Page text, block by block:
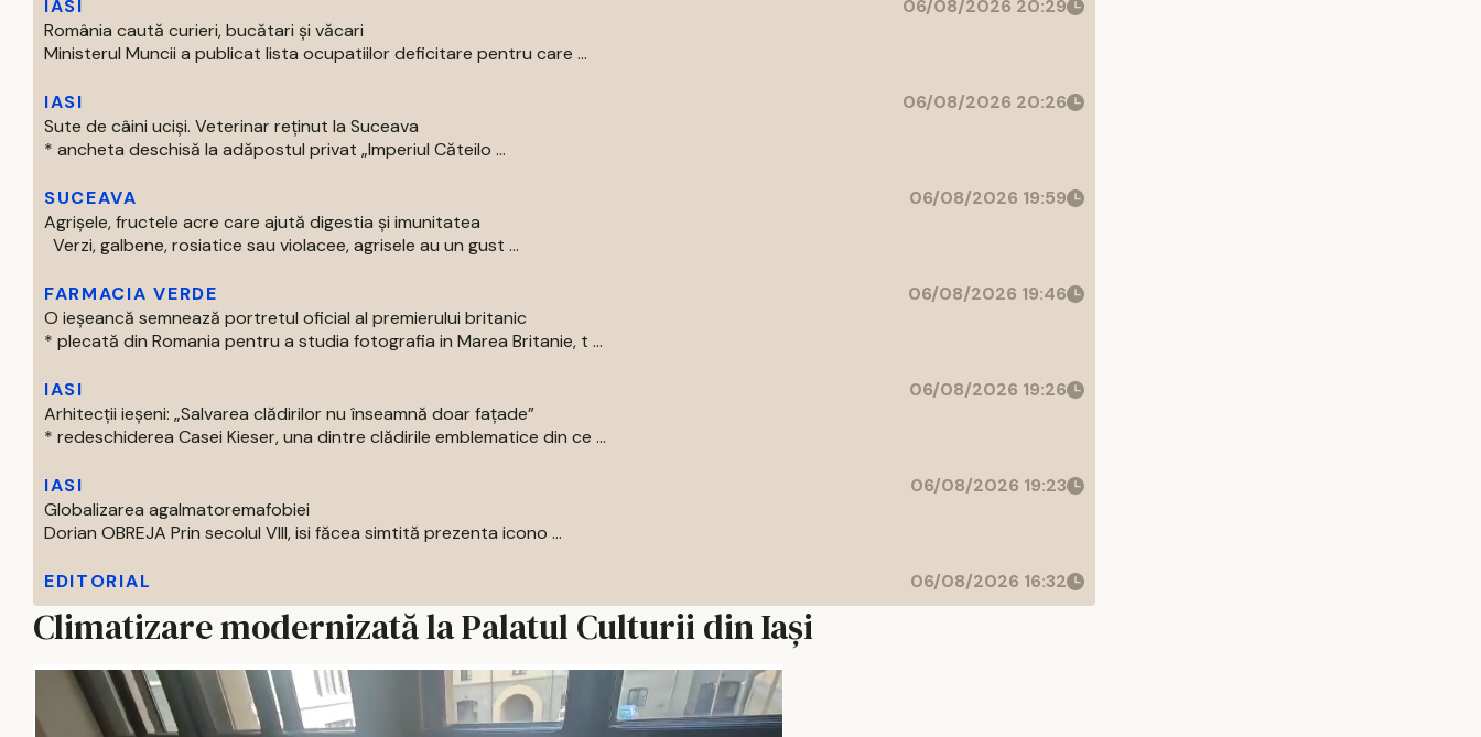
IASI
06/08/2026 20:29
România caută curieri, bucătari și văcari
Ministerul Muncii a publicat lista ocupatiilor deficitare pentru care ...
IASI
06/08/2026 20:26
Sute de câini uciși. Veterinar reținut la Suceava
* ancheta deschisă la adăpostul privat „Imperiul Căteilo ...
SUCEAVA
06/08/2026 19:59
Agrișele, fructele acre care ajută digestia și imunitatea
Verzi, galbene, rosiatice sau violacee, agrisele au un gust ...
FARMACIA VERDE
06/08/2026 19:46
O ieșeancă semnează portretul oficial al premierului britanic
* plecată din Romania pentru a studia fotografia in Marea Britanie, t ...
IASI
06/08/2026 19:26
Arhitecții ieșeni: „Salvarea clădirilor nu înseamnă doar fațade”
* redeschiderea Casei Kieser, una dintre clădirile emblematice din ce ...
IASI
06/08/2026 19:23
Globalizarea agalmatoremafobiei
Dorian OBREJA Prin secolul VIII, isi făcea simtită prezenta icono ...
EDITORIAL 06/08/2026 16:32
Climatizare modernizată la Palatul Culturii din Iași